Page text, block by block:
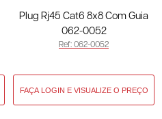
Plug Rj45 Cat6 8x8 Com Guia
062-0052
Ref: 062-0052